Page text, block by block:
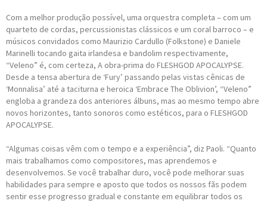
Com a melhor produção possível, uma orquestra completa – com um
quarteto de cordas, percussionistas clássicos e um coral barroco – e
músicos convidados como Maurizio Cardullo (Folkstone) e Daniele
Marinelli tocando gaita irlandesa e bandolim respectivamente,
“Veleno” é, com certeza, A obra-prima do FLESHGOD APOCALYPSE.
Desde a tensa abertura de ‘Fury’ passando pelas vistas cênicas de
‘Monnalisa’ até a taciturna e heroica ‘Embrace The Oblivion’, “Veleno”
engloba a grandeza dos anteriores álbuns, mas ao mesmo tempo abre
novos horizontes, tanto sonoros como estéticos, para o FLESHGOD
APOCALYPSE.
“Algumas coisas vêm com o tempo e a experiência”, diz Paoli. “Quanto
mais trabalhamos como compositores, mas aprendemos e
desenvolvemos. Se você trabalhar duro, você pode melhorar suas
habilidades para sempre e aposto que todos os nossos fãs podem
sentir esse progresso gradual e constante em equilibrar todos os